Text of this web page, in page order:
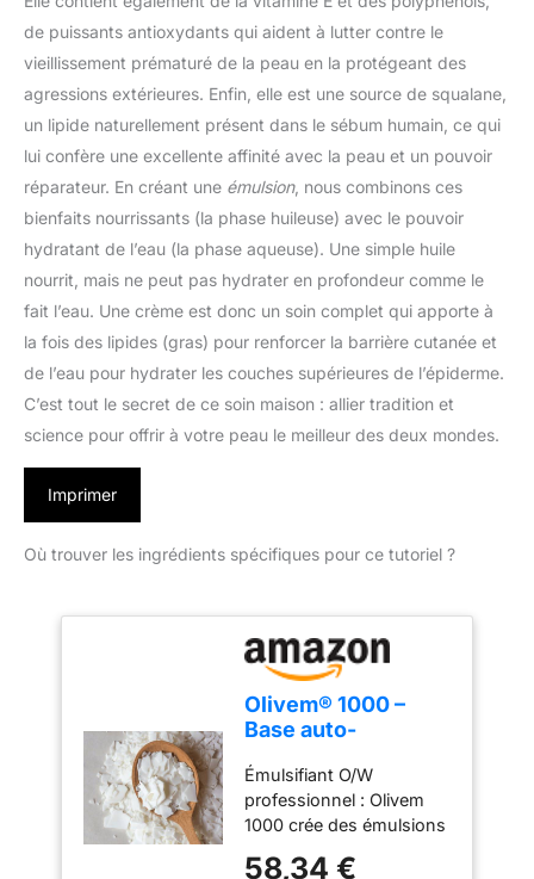
de puissants antioxydants qui aident à lutter contre le
vieillissement prématuré de la peau en la protégeant des
agressions extérieures. Enfin, elle est une source de squalane,
un lipide naturellement présent dans le sébum humain, ce qui
lui confère une excellente affinité avec la peau et un pouvoir
réparateur. En créant une émulsion, nous combinons ces
bienfaits nourrissants (la phase huileuse) avec le pouvoir
hydratant de l’eau (la phase aqueuse). Une simple huile
nourrit, mais ne peut pas hydrater en profondeur comme le
fait l’eau. Une crème est donc un soin complet qui apporte à
la fois des lipides (gras) pour renforcer la barrière cutanée et
de l’eau pour hydrater les couches supérieures de l’épiderme.
C’est tout le secret de ce soin maison : allier tradition et
science pour offrir à votre peau le meilleur des deux mondes.
Imprimer
Où trouver les ingrédients spécifiques pour ce tutoriel ?
Olivem® 1000 –
Base auto-
naturelle pour
crèmes et lotions |
Émulsifiant H/W de
qualité
Émulsifiant O/W
professionnel : Olivem
1000 crée des émulsions
et élégantes avec une
58,34 €